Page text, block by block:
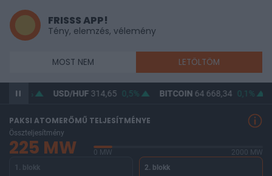
FRISSS APP!
Tény, elemzés, vélemény
MOST NEM LETÖLTÖM
0,4% USD/HUF314,65 0,5% BITCOIN64 668,34 0,1%
PAKSI ATOMERŐMŰ TELJESÍTMÉNYE
Összteljesítmény
225 MW 0 MW
2000 MW
1. blokk
2. blokk